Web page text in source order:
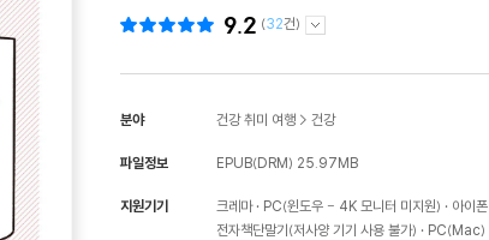
9.2 (32건)
분야 건강 취미 여행 > 건강
파일정보 EPUB(DRM) 25.97MB
지원기기 크레마 PC(윈도우 - 4K 모니터 미지원) 아이폰
전자책단말기(저사양 기기 사용 불가)
PC(Mac)